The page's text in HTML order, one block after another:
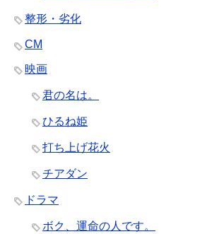
整形・劣化
CM
映画
君の名は。
ひるね姫
打ち上げ花火
チアダン
ドラマ
ボク、運命の人です。